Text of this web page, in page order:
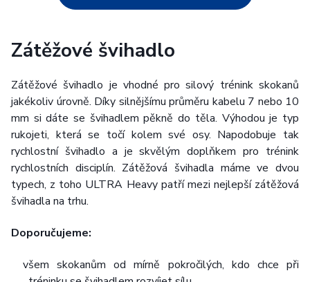
Zátěžové švihadlo
Zátěžové švihadlo je vhodné pro silový trénink skokanů
jakékoliv úrovně. Díky silnějšímu průměru kabelu 7 nebo 10
mm si dáte se švihadlem pěkně do těla. Výhodou je typ
rukojeti, která se točí kolem své osy. Napodobuje tak
rychlostní švihadlo a je skvělým doplňkem pro trénink
rychlostních disciplín. Zátěžová švihadla máme ve dvou
typech, z toho ULTRA Heavy patří mezi nejlepší zátěžová
švihadla na trhu.
Doporučujeme:
všem skokanům od mírně pokročilých, kdo chce při